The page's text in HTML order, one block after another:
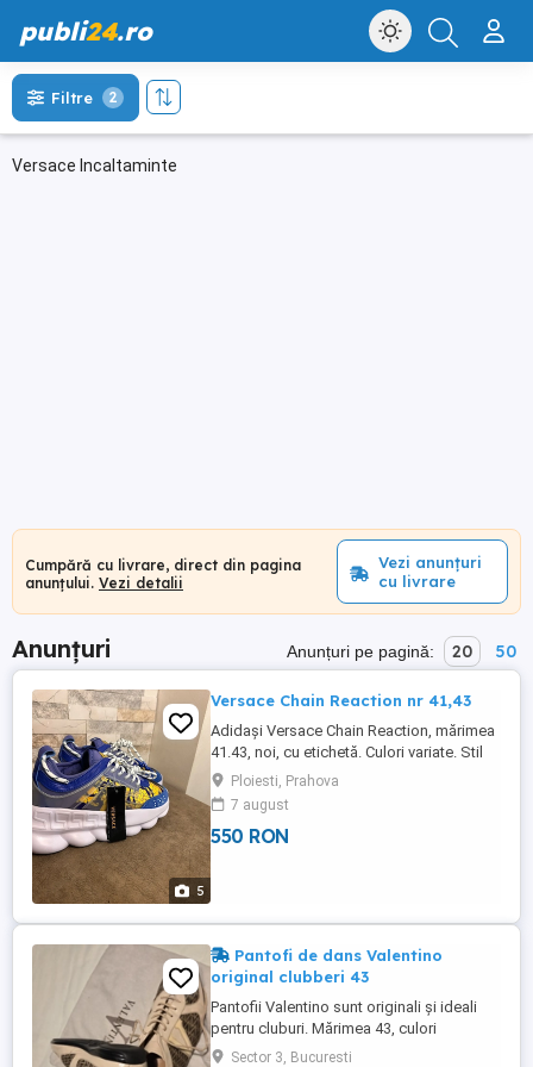
publi24.ro
Versace Incaltaminte
Filtre 2
Cumpără cu livrare, direct din pagina
anunțului. Vezi detalii
Vezi anunțuri
cu livrare
Anunțuri Anunțuri pe pagină: 20 50
5
Versace Chain Reaction nr 41,43
Adidași Versace Chain Reaction, mărimea
41.43, noi, cu etichetă. Culori variate. Stil
cool și confortabil pentru orice
ocazie.Ușor negociabil.
Ploiesti, Prahova
7 august
550 RON
Pantofi de dans Valentino
original clubberi 43
Pantofii Valentino sunt originali şi ideali
pentru cluburi. Mărimea 43, culori
multiple.Închidere cu șireturi. Oferă-ți un
Sector 3, Bucuresti